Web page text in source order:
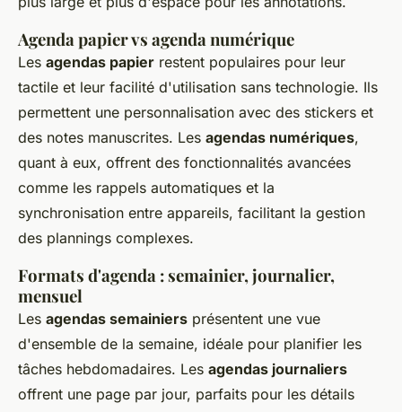
Agenda papier vs agenda numérique
Les agendas papier restent populaires pour leur
tactile et leur facilité d'utilisation sans technologie. Ils
permettent une personnalisation avec des stickers et
des notes manuscrites. Les agendas numériques,
quant à eux, offrent des fonctionnalités avancées
comme les rappels automatiques et la
synchronisation entre appareils, facilitant la gestion
des plannings complexes.
Formats d'agenda : semainier, journalier,
mensuel
Les agendas semainiers présentent une vue
d'ensemble de la semaine, idéale pour planifier les
tâches hebdomadaires. Les agendas journaliers
offrent une page par jour, parfaits pour les détails